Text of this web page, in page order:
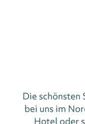
Die
bei uns im
Hotel oder